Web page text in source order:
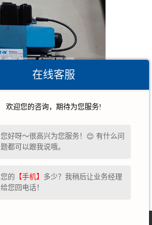
在线客服
欢迎您的咨询，期待为您服务!
您好呀～很高兴为您服务！😊 有什么问
题都可以跟我说哦。
您的 【手机】 多少？我稍后让业务经理
给您回电话！